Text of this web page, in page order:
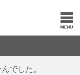
でした。